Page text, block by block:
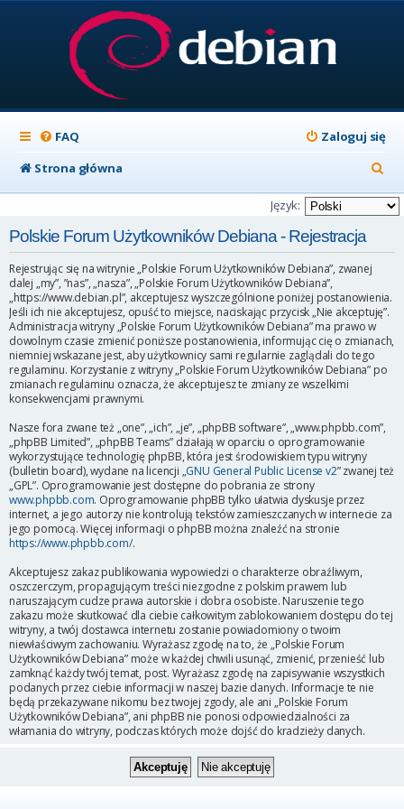
FAQ
Zaloguj się
Strona główna
z
u
j
Język:
Polskie Forum Użytkowników Debiana - Rejestracja
Rejestrując się na witrynie „Polskie Forum Użytkowników Debiana”, zwanej
dalej „my”, ”nas”, „nasza”, „Polskie Forum Użytkowników Debiana”,
„https://www.debian.pl”, akceptujesz wyszczególnione poniżej postanowienia.
Jeśli ich nie akceptujesz, opuść to miejsce, naciskając przycisk „Nie akceptuję”.
Administracja witryny „Polskie Forum Użytkowników Debiana” ma prawo w
dowolnym czasie zmienić poniższe postanowienia, informując cię o zmianach,
niemniej wskazane jest, aby użytkownicy sami regularnie zaglądali do tego
regulaminu. Korzystanie z witryny „Polskie Forum Użytkowników Debiana” po
zmianach regulaminu oznacza, że akceptujesz te zmiany ze wszelkimi
konsekwencjami prawnymi.
Nasze fora zwane też „one”, „ich”, „je”, „phpBB software”, „www.phpbb.com”,
„phpBB Limited”, „phpBB Teams” działają w oparciu o oprogramowanie
wykorzystujące technologię phpBB, która jest środowiskiem typu witryny
(bulletin board), wydane na licencji „GNU General Public License v2” zwanej też
„GPL”. Oprogramowanie jest dostępne do pobrania ze strony
www.phpbb.com. Oprogramowanie phpBB tylko ułatwia dyskusje przez
internet, a jego autorzy nie kontrolują tekstów zamieszczanych w internecie za
jego pomocą. Więcej informacji o phpBB można znaleźć na stronie
https://www.phpbb.com/.
Akceptujesz zakaz publikowania wypowiedzi o charakterze obraźliwym,
oszczerczym, propagującym treści niezgodne z polskim prawem lub
naruszającym cudze prawa autorskie i dobra osobiste. Naruszenie tego
zakazu może skutkować dla ciebie całkowitym zablokowaniem dostępu do tej
witryny, a twój dostawca internetu zostanie powiadomiony o twoim
niewłaściwym zachowaniu. Wyrażasz zgodę na to, że „Polskie Forum
Użytkowników Debiana” może w każdej chwili usunąć, zmienić, przenieść lub
zamknąć każdy twój temat, post. Wyrażasz zgodę na zapisywanie wszystkich
podanych przez ciebie informacji w naszej bazie danych. Informacje te nie
będą przekazywane nikomu bez twojej zgody, ale ani „Polskie Forum
Użytkowników Debiana”, ani phpBB nie ponosi odpowiedzialności za
włamania do witryny, podczas których może dojść do kradzieży danych.